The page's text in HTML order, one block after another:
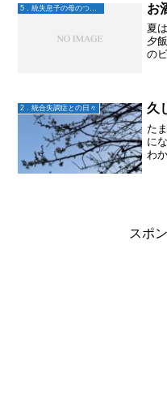
お
夏
夕
の
飲
2．統合失調症との日々 久
た
に
わ
スポ